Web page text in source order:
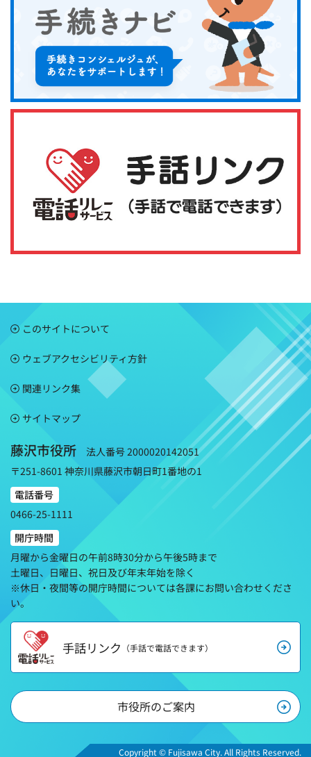
このサイトについて
ウェブアクセシビリティ方針
関連リンク集
サイトマップ
藤沢市役所
法人番号 2000020142051
〒251-8601 神奈川県藤沢市朝日町1番地の1
電話番号
0466-25-1111
開庁時間
月曜から金曜日の午前8時30分から午後5時まで
土曜日、日曜日、祝日及び年末年始を除く
※休日・夜間等の開庁時間については各課にお問い合わせくださ
い。
手話リンク （手話で電話できます）
市役所のご案内
Copyright © Fujisawa City. All Rights Reserved.